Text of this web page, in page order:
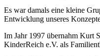
Es war damals eine kleine
Entwicklung unseres
Im Jahr 1997 übernahm Kurt
KinderReich e.V. als